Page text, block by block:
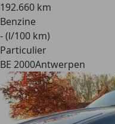
192.660 km
Benzine
- (l/100 km)
Particulier
BE 2000Antwerpen